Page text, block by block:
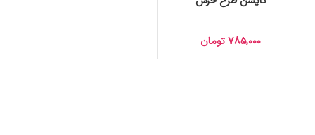
785,000 تومان